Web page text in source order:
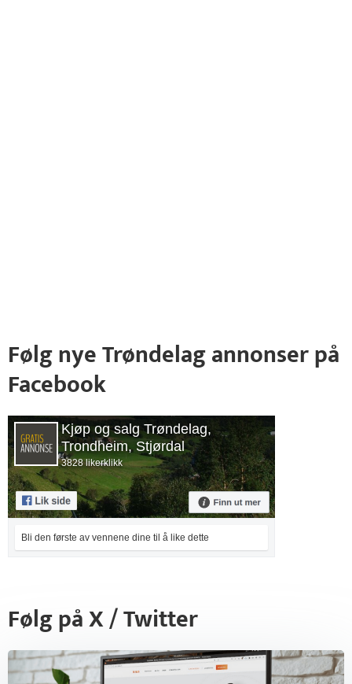
Følg nye Trøndelag annonser på
Facebook
Kjøp og salg Trøndelag,
Trondheim, Stjørdal
3828 likerklikk
Bli den første av vennene dine til å like dette
Følg på X / Twitter